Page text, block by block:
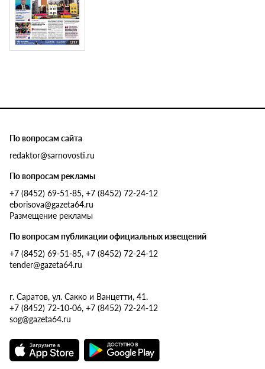
По вопросам сайта
redaktor@sarnovosti.ru
По вопросам рекламы
+7 (8452) 69-51-85, +7 (8452) 72-24-12
eborisova@gazeta64.ru
Размещение рекламы
По вопросам публикации официальных извещений
+7 (8452) 69-51-85, +7 (8452) 72-24-12
tender@gazeta64.ru
г. Саратов, ул. Сакко и Ванцетти, 41.
+7 (8452) 72-10-06, +7 (8452) 72-24-12
sog@gazeta64.ru